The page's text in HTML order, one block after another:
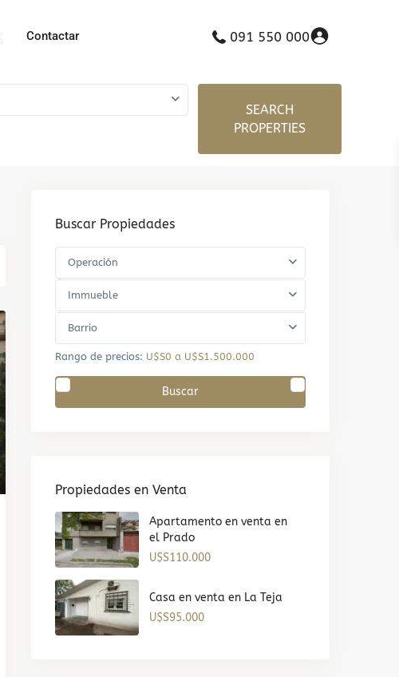
Contactar 091 550 000
SEARCH
PROPERTIES
Buscar Propiedades
Operación
Immueble
Barrio
Rango de precios: U$S0 a U$S1.500.000
Buscar
Propiedades en Venta
Apartamento en venta en
el Prado
U$S110.000
Casa en venta en La Teja
U$S95.000